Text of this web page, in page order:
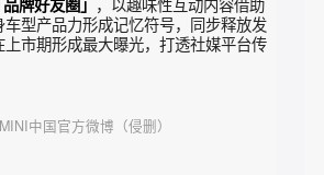
与消费风潮的洞察，将官方微博锁定当
社交悍匪ENFP()广交好友，联动多位伙伴
品牌好友圈」
车型产品力形成记忆符号，同步释放发
在上市期形成最大曝光，打透社媒平台传